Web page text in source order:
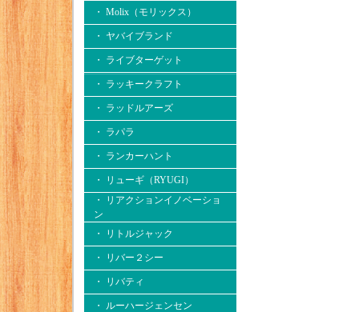
・ Molix（モリックス）
・ ヤバイブランド
・ ライブターゲット
・ ラッキークラフト
・ ラッドルアーズ
・ ラパラ
・ ランカーハント
・ リューギ（RYUGI）
・ リアクションイノベーショ
ン
・ リトルジャック
・ リバー２シー
・ リバティ
・ ルーハージェンセン